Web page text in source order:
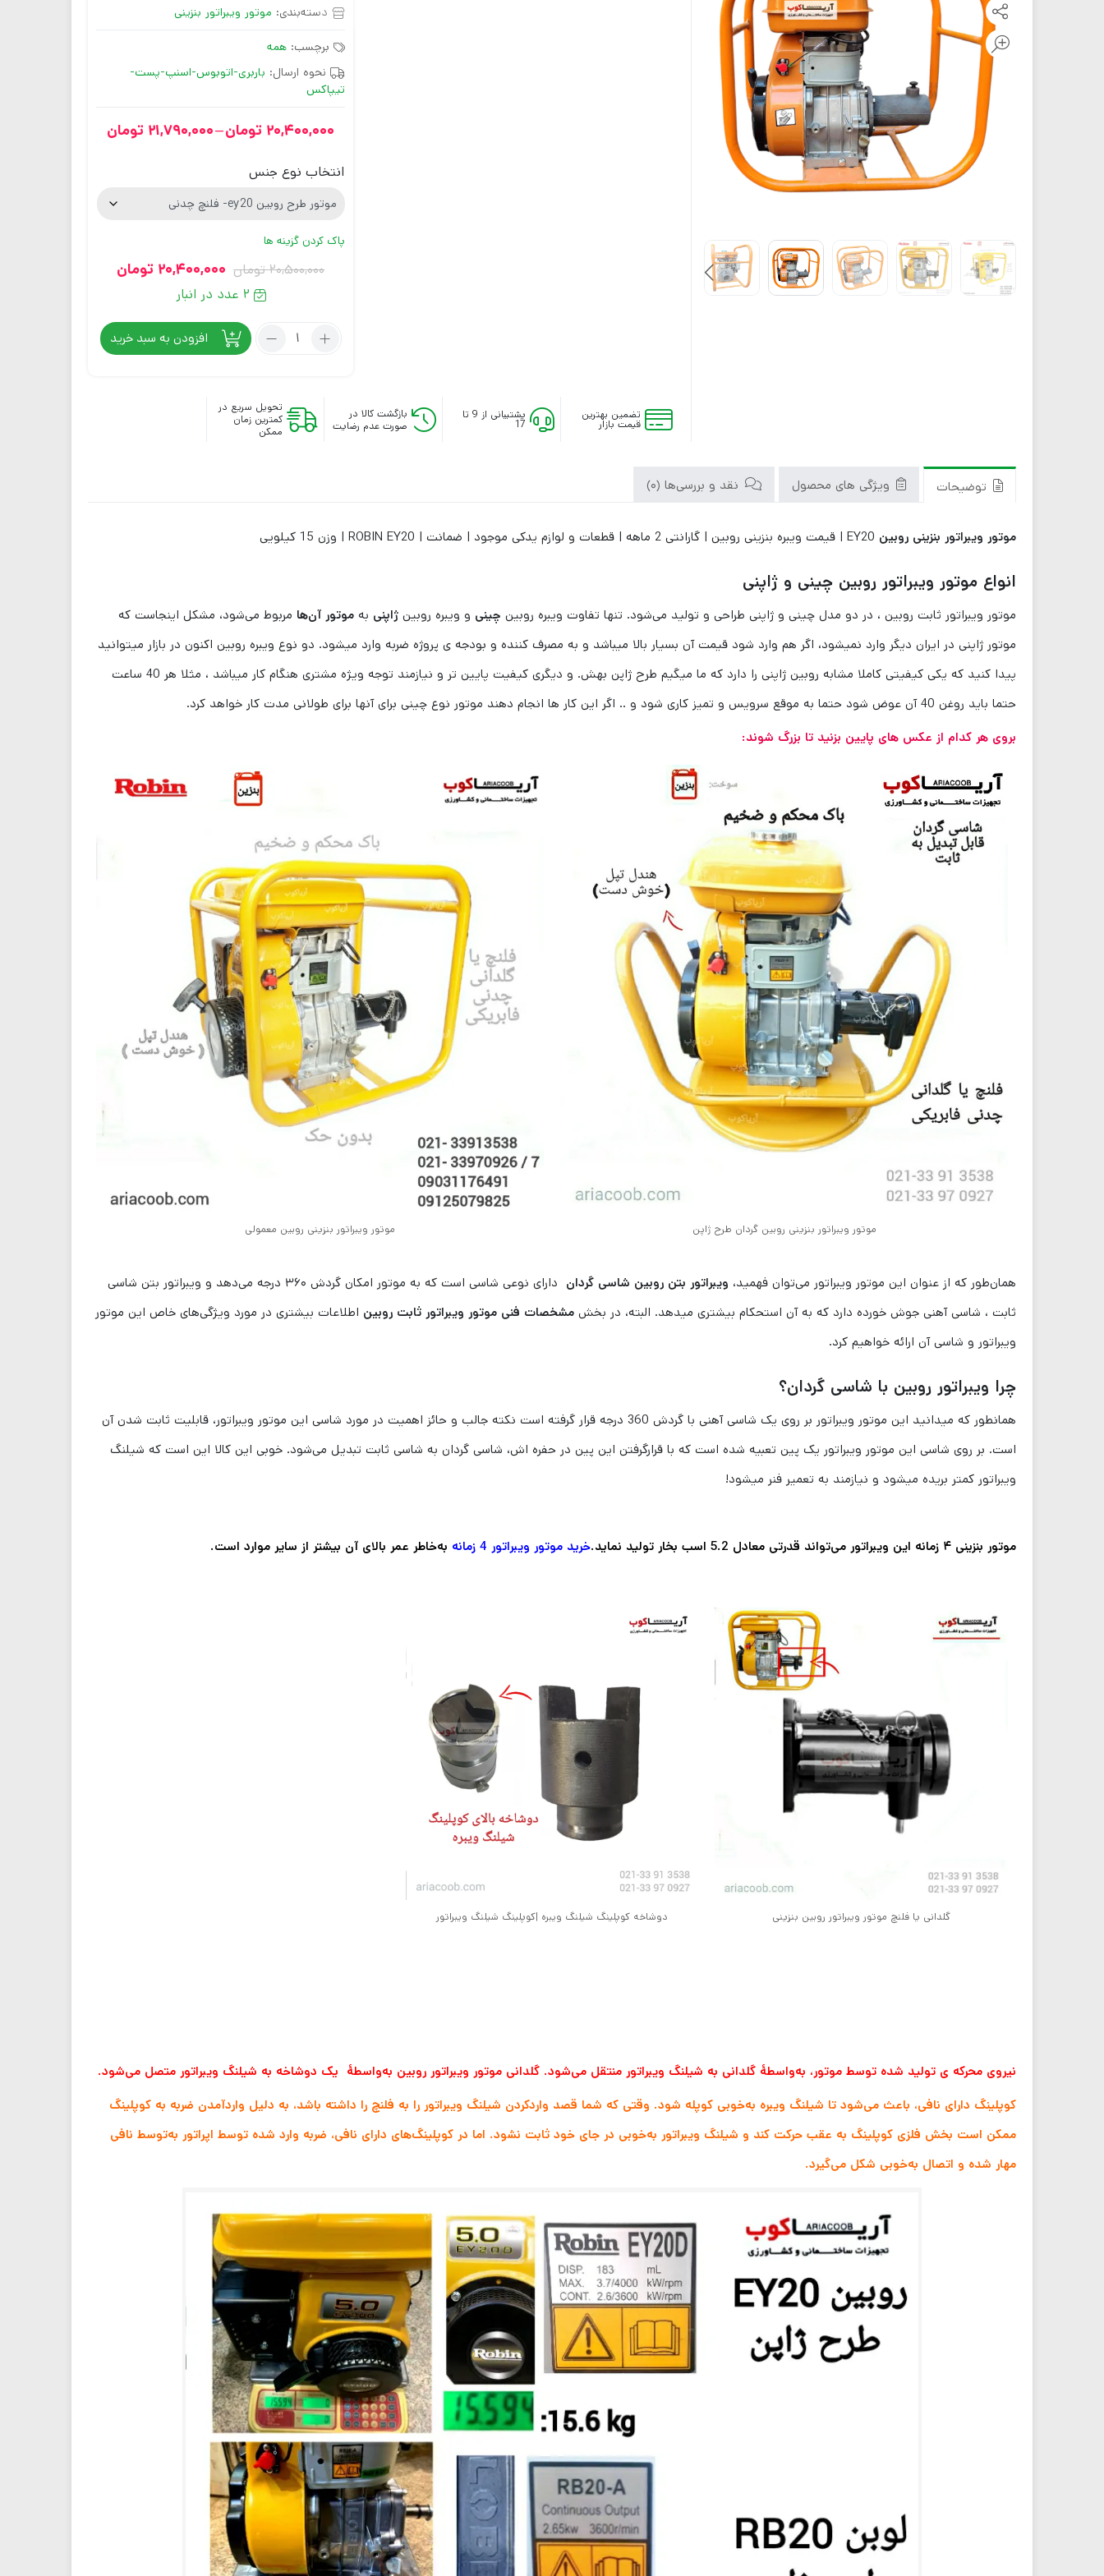
دسته‌بندی: موتور ویبراتور بنزینی
برچسب: همه
نحوه ارسال: باربری-اتوبوس-اسنپ-پست-
تیپاکس
20,400,000 تومان–
21,790,000 تومان
انتخاب نوع جنس
پاک کردن گزینه ها
20,500,000 تومان 20,400,000 تومان
2 عدد در انبار
افزودن به سبد خرید
تضمین بهترین
قیمت بازار
پشتیبانی از 9 تا
17
بازگشت کالا در
صورت عدم رضایت
تحویل سریع در
کمترین زمان
ممکن
توضیحات ویژگی های محصول نقد و بررسی‌ها (0)
موتور ویبراتور بنزینی روبین
انواع موتور ویبراتور روبین چینی و ژاپنی
موتور ویبراتور ثابت روبین ، در دو مدل چینی و ژاپنی طراحی و تولید می‌شود. تنها تفاوت ویبره روبین چینی و ویبره روبین ژاپنی به موتور آن‌ها مربوط می‌شود، مشکل اینجاست که
موتور ژاپنی در ایران دیگر وارد نمیشود، اگر هم وارد شود قیمت آن بسیار بالا میباشد و به مصرف کننده و بودجه ی پروژه ضربه وارد میشود. دو نوع ویبره روبین اکنون در بازار میتوانید
پیدا کنید که یکی کیفیتی کاملا مشابه روبین ژاپنی را دارد که ما میگیم طرح ژاپن بهش. و دیگری کیفیت پایین تر و نیازمند توجه ویژه مشتری هنگام کار میباشد ، مثلا هر 40 ساعت
حتما باید روغن 40 آن عوض شود حتما به موقع سرویس و تمیز کاری شود و .. اگر این کار ها انجام دهند موتور نوع چینی برای آنها برای طولانی مدت کار خواهد کرد.
بروی هر کدام از عکس های پایین بزنید تا بزرگ شوند:
موتور ویبراتور بنزینی روبین گردان طرح ژاپن موتور ویبراتور بنزینی روبین معمولی
همان‌طور که از عنوان این موتور ویبراتور می‌توان فهمید، ویبراتور بتن روبین شاسی گردان
دارای نوعی شاسی است که به موتور امکان گردش ۳۶۰ درجه می‌دهد و ویبراتور بتن شاسی
ثابت ، شاسی آهنی جوش خورده دارد که به آن استحکام بیشتری میدهد. البته، در بخش مشخصات فنی موتور ویبراتور ثابت روبین اطلاعات بیشتری در مورد ویژگی‌های خاص این موتور
ویبراتور و شاسی آن ارائه خواهیم کرد.
چرا ویبراتور روبین با شاسی گردان؟
همانطور که میدانید این موتور ویبراتور بر روی یک شاسی آهنی با گردش 360 درجه قرار گرفته است نکته جالب و حائز اهمیت در مورد شاسی این موتور ویبراتور، قابلیت ثابت شدن آن
است. بر روی شاسی این موتور ویبراتور یک پین تعبیه شده است که با قرارگرفتن این پین در حفره اش، شاسی گردان به شاسی ثابت تبدیل می‌شود. خوبی این کالا این است که شیلنگ
ویبراتور کمتر بریده میشود و نیازمند به تعمیر فنر میشود!
موتور بنزینی ۴ زمانه این ویبراتور می‌تواند قدرتی معادل 5.2 اسب بخار تولید نماید. خرید موتور ویبراتور به‌خاطر عمر بالای آن بیشتر از سایر موارد است.
گلدانی یا فلنچ موتور ویبراتور روبین بنزینی دوشاخه کوپلینگ شیلنگ ویبره |کوپلینگ شیلنگ ویبراتور
نیروی محرکه ی تولید شده توسط موتور، به‌واسطهٔ گلدانی به شیلنگ ویبراتور منتقل می‌شود. گلدانی موتور ویبراتور روبین به‌واسطهٔ یک دوشاخه به شیلنگ ویبراتور متصل می‌شود.
کوپلینگ دارای نافی، باعث می‌شود تا شیلنگ ویبره به‌خوبی کوپله شود. وقتی که شما قصد واردکردن شیلنگ ویبراتور را به فلنچ را داشته باشد، به دلیل واردآمدن ضربه به کوپلینگ
ممکن است بخش فلزی کوپلینگ به عقب حرکت کند و شیلنگ ویبراتور به‌خوبی در جای خود ثابت نشود. اما در کوپلینگ‌های دارای نافی، ضربه وارد شده توسط اپراتور به‌توسط نافی
مهار شده و اتصال به‌خوبی شکل می‌گیرد.